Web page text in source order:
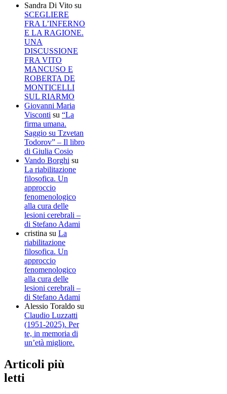
Sandra Di Vito su
SCEGLIERE
FRA L’INFERNO
E LA RAGIONE.
UNA
DISCUSSIONE
FRA VITO
MANCUSO E
ROBERTA DE
MONTICELLI
SUL RIARMO
Giovanni Maria
Visconti su “La
firma umana.
Saggio su Tzvetan
Todorov” – Il libro
di Giulia Cosio
Vando Borghi su
La riabilitazione
filosofica. Un
approccio
fenomenologico
alla cura delle
lesioni cerebrali –
di Stefano Adami
cristina su La
riabilitazione
filosofica. Un
approccio
fenomenologico
alla cura delle
lesioni cerebrali –
di Stefano Adami
Alessio Toraldo su
Claudio Luzzatti
(1951-2025). Per
te, in memoria di
un’età migliore.
Articoli più
letti